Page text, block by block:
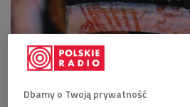
Dbamy o Twoją prywatność